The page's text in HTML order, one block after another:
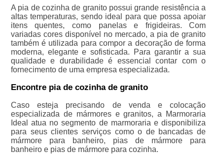
A pia de cozinha de granito possui grande resistência a
altas temperaturas, sendo ideal para que possa apoiar
itens quentes, como panelas e frigideiras. Com
variadas cores disponível no mercado, a pia de granito
também é utilizada para compor a decoração de forma
moderna, elegante e sofisticada. Para garantir a sua
qualidade e durabilidade é essencial contar com o
fornecimento de uma empresa especializada.
Encontre pia de cozinha de granito
Caso esteja precisando de venda e colocação
especializada de mármores e granitos, a Marmoraria
Ideal atua no segmento de marmoraria e disponibiliza
para seus clientes serviços como o de bancadas de
mármore para banheiro, pias de mármore para
banheiro e pias de mármore para cozinha.